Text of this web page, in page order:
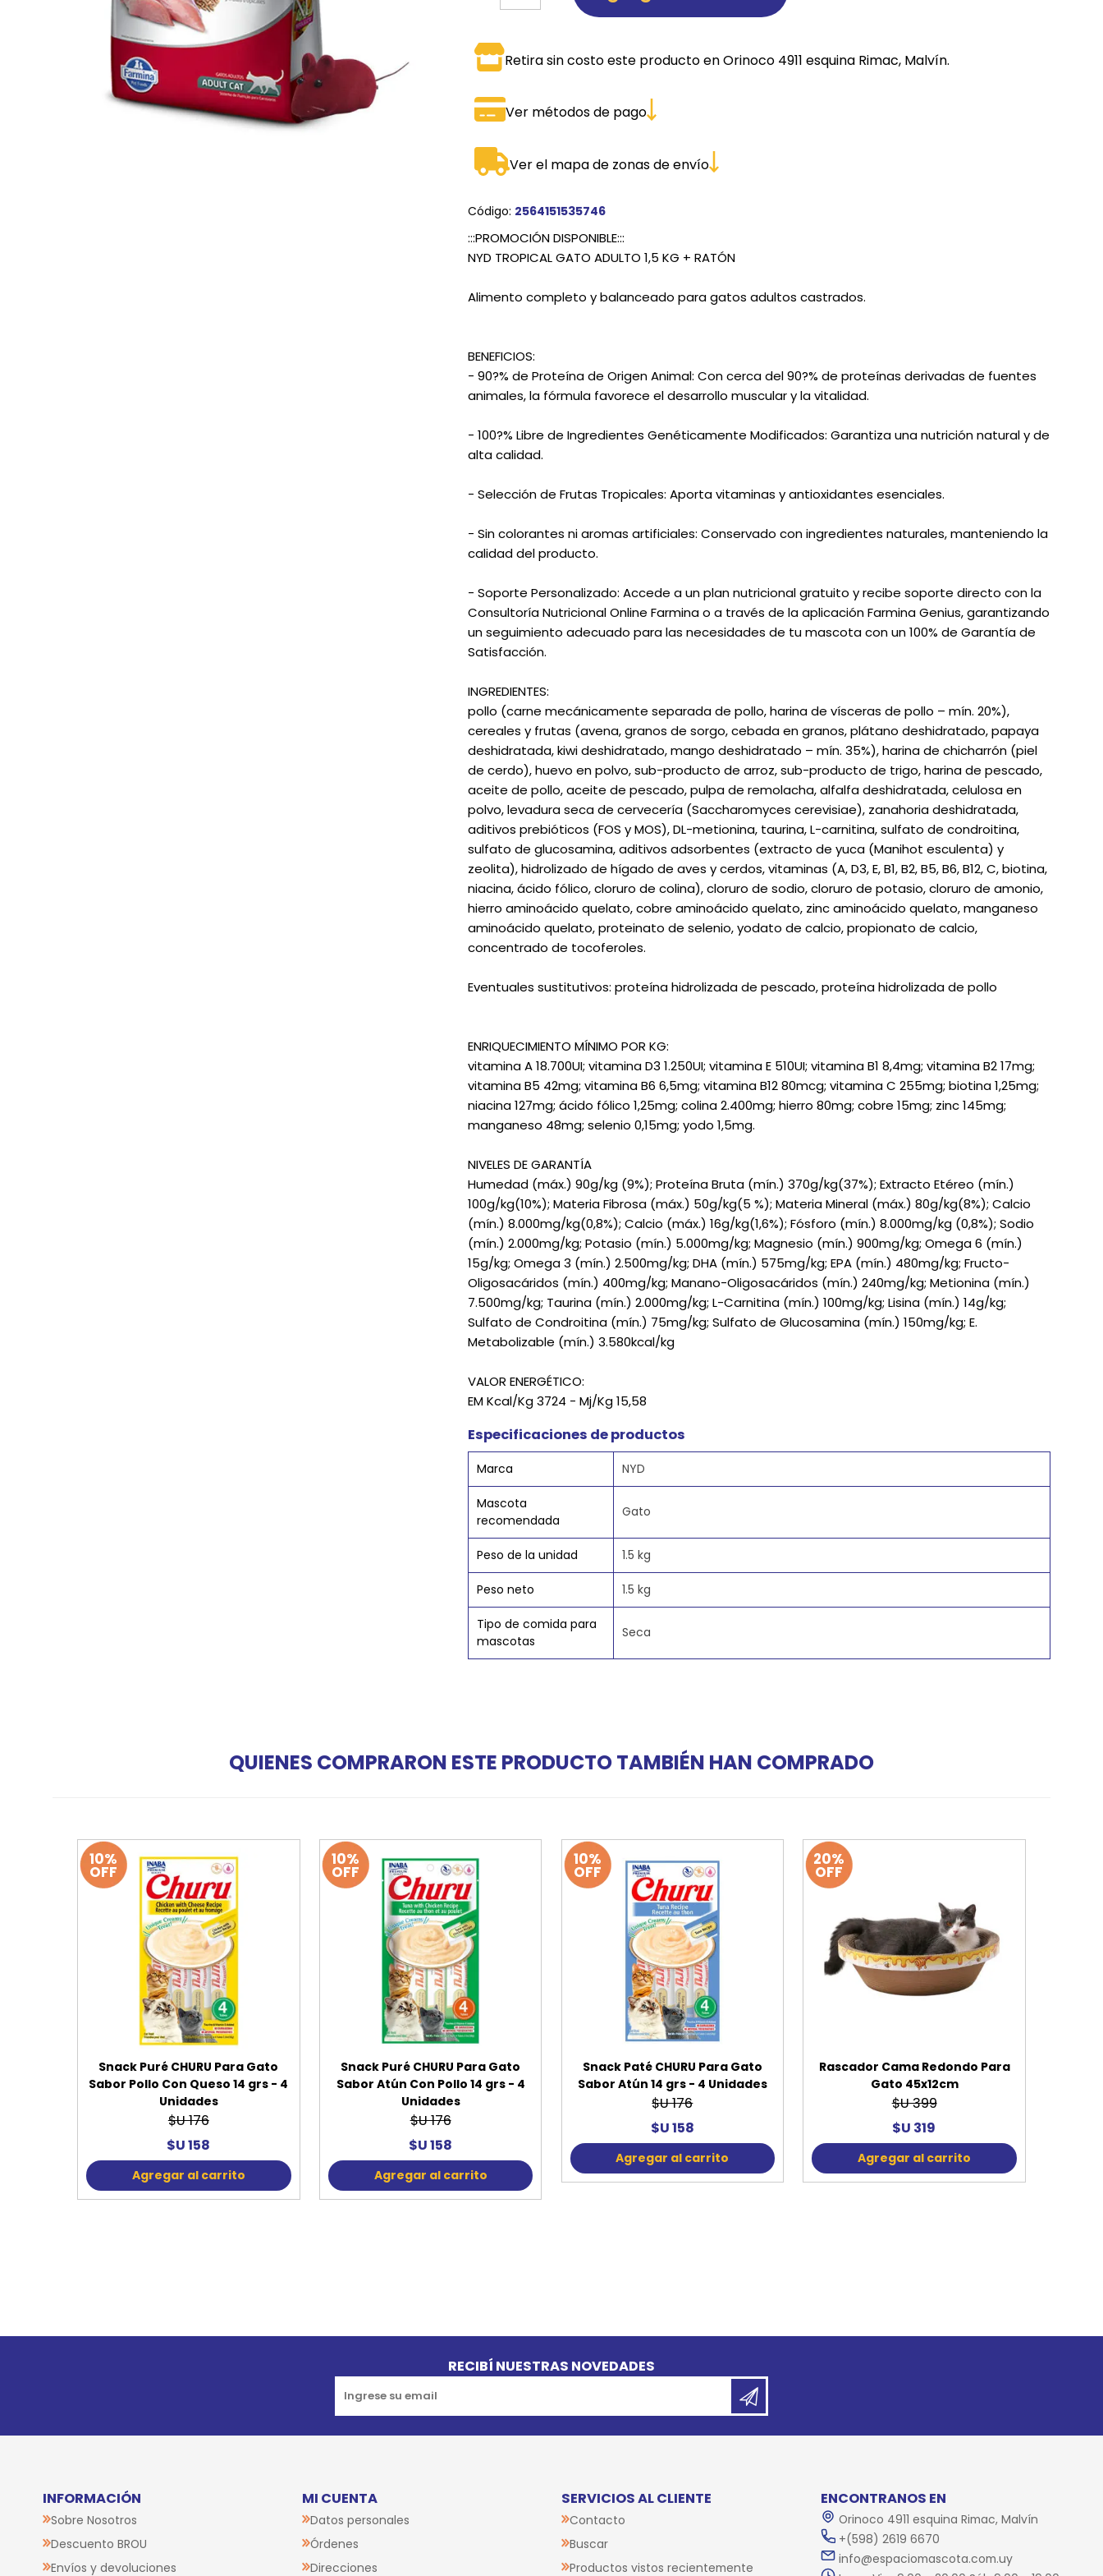
JUGUETES
COMEDEROS Y BEBEDEROS
ROPA
CAMAS THREE DOGS
Ver todas
Retira sin costo este producto en Orinoco 4911 esquina Rimac, Malvín.
Ver métodos de pago
Ver el mapa de zonas de envío
Código: 2564151535746
:::PROMOCIÓN DISPONIBLE:::
NYD TROPICAL GATO ADULTO 1,5 KG + RATÓN
Alimento completo y balanceado para gatos adultos castrados.
BENEFICIOS:
- 90?% de Proteína de Origen Animal: Con cerca del 90?% de proteínas derivadas de fuentes
animales, la fórmula favorece el desarrollo muscular y la vitalidad.
- 100?% Libre de Ingredientes Genéticamente Modificados: Garantiza una nutrición natural y de
alta calidad.
- Selección de Frutas Tropicales: Aporta vitaminas y antioxidantes esenciales.
- Sin colorantes ni aromas artificiales: Conservado con ingredientes naturales, manteniendo la
calidad del producto.
- Soporte Personalizado: Accede a un plan nutricional gratuito y recibe soporte directo con la
Consultoría Nutricional Online Farmina o a través de la aplicación Farmina Genius, garantizando
un seguimiento adecuado para las necesidades de tu mascota con un 100% de Garantía de
Satisfacción.
INGREDIENTES:
pollo (carne mecánicamente separada de pollo, harina de vísceras de pollo – mín. 20%),
cereales y frutas (avena, granos de sorgo, cebada en granos, plátano deshidratado, papaya
deshidratada, kiwi deshidratado, mango deshidratado – mín. 35%), harina de chicharrón (piel
de cerdo), huevo en polvo, sub-producto de arroz, sub-producto de trigo, harina de pescado,
aceite de pollo, aceite de pescado, pulpa de remolacha, alfalfa deshidratada, celulosa en
polvo, levadura seca de cervecería (Saccharomyces cerevisiae), zanahoria deshidratada,
aditivos prebióticos (FOS y MOS), DL-metionina, taurina, L-carnitina, sulfato de condroitina,
sulfato de glucosamina, aditivos adsorbentes (extracto de yuca (Manihot esculenta) y
zeolita), hidrolizado de hígado de aves y cerdos, vitaminas (A, D3, E, B1, B2, B5, B6, B12, C, biotina,
niacina, ácido fólico, cloruro de colina), cloruro de sodio, cloruro de potasio, cloruro de amonio,
hierro aminoácido quelato, cobre aminoácido quelato, zinc aminoácido quelato, manganeso
aminoácido quelato, proteinato de selenio, yodato de calcio, propionato de calcio,
concentrado de tocoferoles.
Eventuales sustitutivos: proteína hidrolizada de pescado, proteína hidrolizada de pollo
ENRIQUECIMIENTO MÍNIMO POR KG:
vitamina A 18.700UI; vitamina D3 1.250UI; vitamina E 510UI; vitamina B1 8,4mg; vitamina B2 17mg;
vitamina B5 42mg; vitamina B6 6,5mg; vitamina B12 80mcg; vitamina C 255mg; biotina 1,25mg;
niacina 127mg; ácido fólico 1,25mg; colina 2.400mg; hierro 80mg; cobre 15mg; zinc 145mg;
manganeso 48mg; selenio 0,15mg; yodo 1,5mg.
NIVELES DE GARANTÍA
Humedad (máx.) 90g/kg (9%); Proteína Bruta (mín.) 370g/kg(37%); Extracto Etéreo (mín.)
100g/kg(10%); Materia Fibrosa (máx.) 50g/kg(5 %); Materia Mineral (máx.) 80g/kg(8%); Calcio
(mín.) 8.000mg/kg(0,8%); Calcio (máx.) 16g/kg(1,6%); Fósforo (mín.) 8.000mg/kg (0,8%); Sodio
(mín.) 2.000mg/kg; Potasio (mín.) 5.000mg/kg; Magnesio (mín.) 900mg/kg; Omega 6 (mín.)
15g/kg; Omega 3 (mín.) 2.500mg/kg; DHA (mín.) 575mg/kg; EPA (mín.) 480mg/kg; Fructo-
Oligosacáridos (mín.) 400mg/kg; Manano-Oligosacáridos (mín.) 240mg/kg; Metionina (mín.)
7.500mg/kg; Taurina (mín.) 2.000mg/kg; L-Carnitina (mín.) 100mg/kg; Lisina (mín.) 14g/kg;
Sulfato de Condroitina (mín.) 75mg/kg; Sulfato de Glucosamina (mín.) 150mg/kg; E.
Metabolizable (mín.) 3.580kcal/kg
VALOR ENERGÉTICO:
EM Kcal/Kg 3724 - Mj/Kg 15,58
Especificaciones de productos
Marca NYD
Mascota
recomendada
Gato
Peso de la unidad 1.5 kg
Peso neto 1.5 kg
Tipo de comida para
mascotas
Seca
QUIENES COMPRARON ESTE PRODUCTO TAMBIÉN HAN COMPRADO
10%
OFF
Snack Puré CHURU Para Gato
Sabor Pollo Con Queso 14 grs - 4
Unidades
$U 176
$U 158
Agregar al carrito
10%
OFF
Snack Puré CHURU Para Gato
Sabor Atún Con Pollo 14 grs - 4
Unidades
$U 176
$U 158
Agregar al carrito
10%
OFF
Snack Paté CHURU Para Gato
Sabor Atún 14 grs - 4 Unidades
$U 176
$U 158
Agregar al carrito
20%
OFF
Rascador Cama Redondo Para
Gato 45x12cm
$U 399
$U 319
Agregar al carrito
RECIBÍ NUESTRAS NOVEDADES
INFORMACIÓN
Sobre Nosotros
Descuento BROU
Envíos y devoluciones
MI CUENTA
Datos personales
Órdenes
Direcciones
SERVICIOS AL CLIENTE
Contacto
Buscar
Productos vistos recientemente
ENCONTRANOS EN
Orinoco 4911 esquina Rimac, Malvín
+(598) 2619 6670
info@espaciomascota.com.uy